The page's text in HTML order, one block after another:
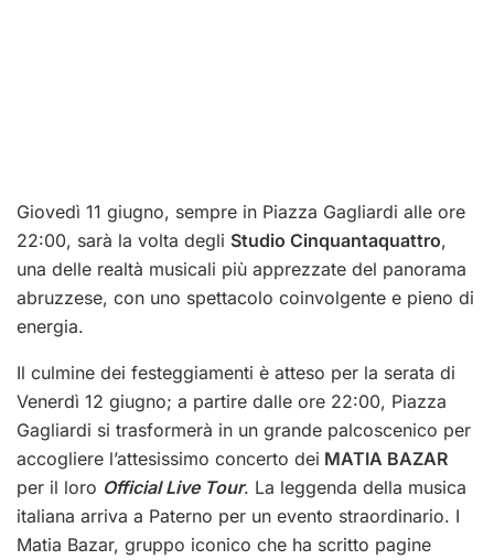
Giovedì 11 giugno, sempre in Piazza Gagliardi alle ore
22:00, sarà la volta degli Studio Cinquantaquattro,
una delle realtà musicali più apprezzate del panorama
abruzzese, con uno spettacolo coinvolgente e pieno di
energia.
Il culmine dei festeggiamenti è atteso per la serata di
Venerdì 12 giugno; a partire dalle ore 22:00, Piazza
Gagliardi si trasformerà in un grande palcoscenico per
accogliere l’attesissimo concerto dei MATIA BAZAR
per il loro Official Live Tour. La leggenda della musica
italiana arriva a Paterno per un evento straordinario. I
Matia Bazar, gruppo iconico che ha scritto pagine